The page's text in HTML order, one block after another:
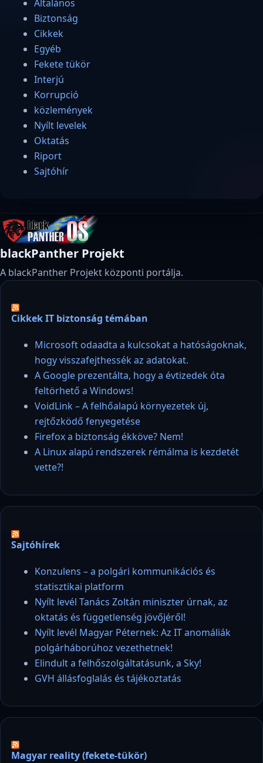
Általános
Biztonság
Cikkek
Egyéb
Fekete tükör
Interjú
Korrupció
közlemények
Nyílt levelek
Oktatás
Riport
Sajtóhír
blackPanther Projekt
A blackPanther Projekt központi portálja.
Cikkek IT biztonság témában
Microsoft odaadta a kulcsokat a hatóságoknak,
hogy visszafejthessék az adatokat.
A Google prezentálta, hogy a évtizedek óta
feltörhető a Windows!
VoidLink – A felhőalapú környezetek új,
rejtőzködő fenyegetése
Firefox a biztonság ékköve? Nem!
A Linux alapú rendszerek rémálma is kezdetét
vette?!
Sajtóhírek
Konzulens – a polgári kommunikációs és
statisztikai platform
Nyílt levél Tanács Zoltán miniszter úrnak, az
oktatás és függetlenség jövőjéről!
Nyílt levél Magyar Péternek: Az IT anomáliák
polgárháborúhoz vezethetnek!
Elindult a felhőszolgáltatásunk, a Sky!
GVH állásfoglalás és tájékoztatás
Magyar reality (fekete-tükör)